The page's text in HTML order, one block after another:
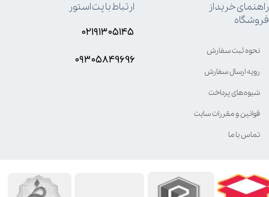
راهنمای خرید از
فروشگاه
نحوه ثبت سفارش
رویه ارسال سفارش
شیوه‌های پرداخت
قوانین و مقررات سایت
تماس با ما
ارتباط با پت استور
۰۲۱۹۱۳۰۵۱۴۵
۰۹۳۰۵8۴9696